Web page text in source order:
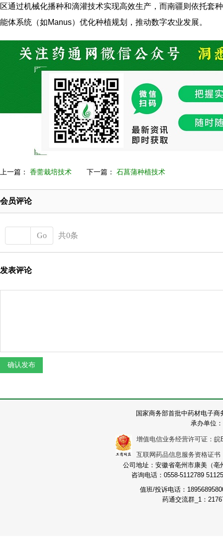
区通过机械化播种和滴灌技术实现高效生产，而南疆则依托套
能体系统（如Manus）优化种植规划，推动数字农业发展。
上一篇： 香薷栽培技术 下一篇： 石菖蒲种植技术
会员评论
Go 共0条
发表评论
国家商务部首批中药材电子
承办单位
增值电信业务经营许可证：皖
互联网药品信息服务资格证
公司地址：安徽省亳州市康美（
咨询电话：0558-5112789
值班/投诉电话：
药通交流群_1：